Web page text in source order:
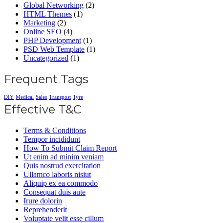
Global Networking (2)
HTML Themes (1)
Marketing (2)
Online SEO (4)
PHP Development (1)
PSD Web Template (1)
Uncategorized (1)
Frequent Tags
DIY Medical Sales Transpost Tyre
Effective T&C
Terms & Conditions
Tempor incididunt
How To Submit Claim Report
Ut enim ad minim veniam
Quis nostrud exercitation
Ullamco laboris nisiut
Aliquip ex ea commodo
Consequat duis aute
Irure dolorin
Reprehenderit
Voluptate velit esse cillum